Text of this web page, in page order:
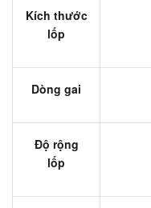
Kích thước
lốp
Dòng gai
Độ rộng
lốp